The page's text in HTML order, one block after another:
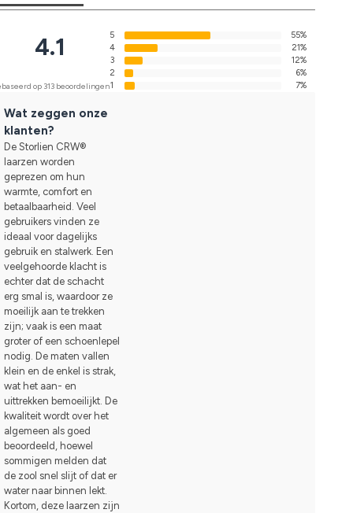
4.1
op 313 beoordelingen
5
55%
4
21%
3
12%
2
6%
1
7%
Wat zeggen onze
klanten?
De Storlien CRW®
laarzen worden
geprezen om hun
warmte, comfort en
betaalbaarheid. Veel
gebruikers vinden ze
ideaal voor dagelijks
gebruik en stalwerk. Een
veelgehoorde klacht is
echter dat de schacht
erg smal is, waardoor ze
moeilijk aan te trekken
zijn; vaak is een maat
groter of een schoenlepel
nodig. De maten vallen
klein en de enkel is strak,
wat het aan- en
uittrekken bemoeilijkt. De
kwaliteit wordt over het
algemeen als goed
beoordeeld, hoewel
sommigen melden dat
de zool snel slijt of dat er
water naar binnen lekt.
Kortom, deze laarzen zijn